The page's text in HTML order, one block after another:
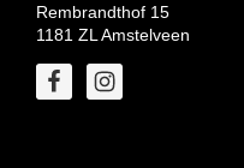
Rembrandthof 15
1181 ZL Amstelveen